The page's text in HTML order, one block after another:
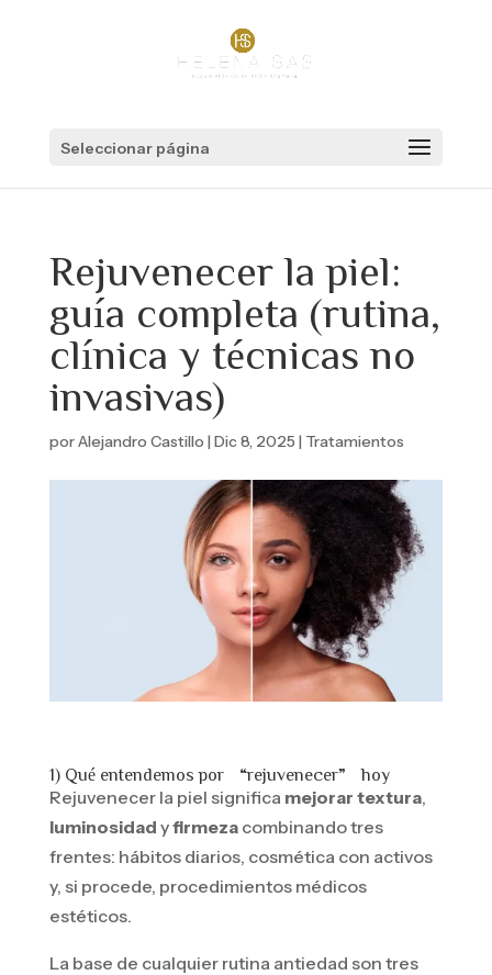
Seleccionar página
Rejuvenecer la piel:
guía completa (rutina,
clínica y técnicas no
invasivas)
porAlejandro Castillo |Dic 8, 2025 | Tratamientos
1) Qué entendemos por “rejuvenecer” hoy
Rejuvenecer la piel significa mejorar textura,
luminosidad yfirmezacombinando tres
frentes: hábitos diarios, cosmética con activos
y, si procede, procedimientos médicos
estéticos.
La base de cualquier rutina antiedad son tres